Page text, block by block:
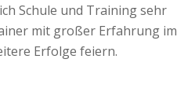
Schule und Training sehr
mit großer Erfahrung im
Erfolge feiern.